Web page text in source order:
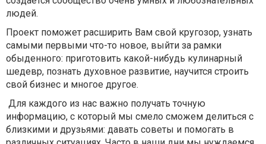
людей.
Проект поможет расширить Вам свой кругозор, узнать
самыми первыми что-то новое, выйти за рамки
обыденного: приготовить какой-нибудь кулинарный
шедевр, познать духовное развитие, научится строить
свой бизнес и многое другое.
Для каждого из нас важно получать точную
информацию, с который мы смело сможем делиться с
близкими и друзьями: давать советы и помогать в